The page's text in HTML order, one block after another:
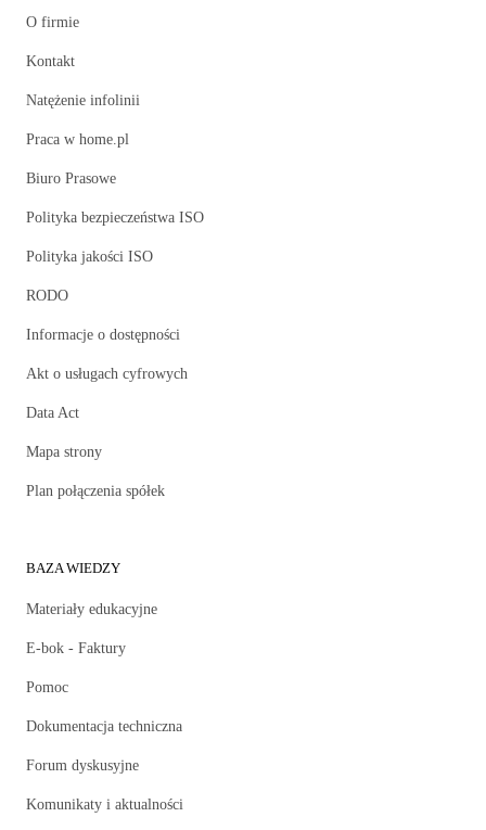
O firmie
Kontakt
Natężenie infolinii
Praca w home.pl
Biuro Prasowe
Polityka bezpieczeństwa ISO
Polityka jakości ISO
RODO
Informacje o dostępności
Akt o usługach cyfrowych
Data Act
Mapa strony
Plan połączenia spółek
BAZA WIEDZY
Materiały edukacyjne
E-bok - Faktury
Pomoc
Dokumentacja techniczna
Forum dyskusyjne
Komunikaty i aktualności